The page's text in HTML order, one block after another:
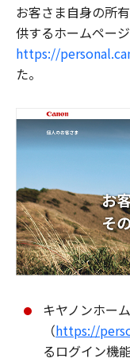
お客さま自身の所
供するホームペー
https://
た。
キヤノンホー
（https://
るログイン機